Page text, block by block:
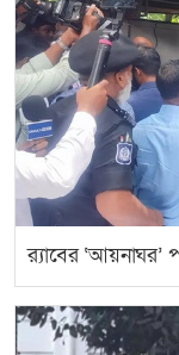
র‍্যাবের ‘আয়নাঘর’